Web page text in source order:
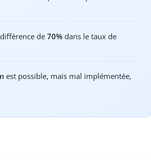
de 70% dans le taux de
est possible, mais mal implémentée,